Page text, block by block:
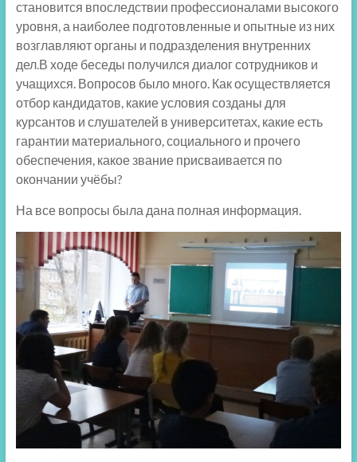
становится впоследствии профессионалами высокого
уровня, а наиболее подготовленные и опытные из них
возглавляют органы и подразделения внутренних
дел.В ходе беседы получился диалог сотрудников и
учащихся. Вопросов было много. Как осуществляется
отбор кандидатов, какие условия созданы для
курсантов и слушателей в университетах, какие есть
гарантии материального, социального и прочего
обеспечения, какое звание присваивается по
окончании учёбы?
На все вопросы была дана полная информация.